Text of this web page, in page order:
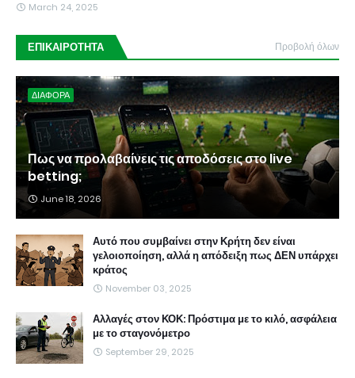
March 24, 2025
ΕΠΙΚΑΙΡΟΤΗΤΑ Προβολή όλων
ΔΙΑΦΟΡΑ
Πως να προλαβαίνεις τις αποδόσεις στο live
betting;
June 18, 2026
Αυτό που συμβαίνει στην Κρήτη δεν είναι
γελοιοποίηση, αλλά η απόδειξη πως ΔΕΝ υπάρχει
κράτος
November 03, 2025
Αλλαγές στον ΚΟΚ: Πρόστιμα με το κιλό, ασφάλεια
με το σταγονόμετρο
September 29, 2025